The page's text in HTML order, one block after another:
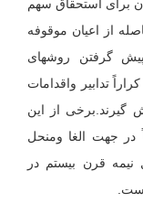
برای استحقاق سهم
از اعیان موقوفه
گرفتن روشهای
تدابیر واقدامات
از این
در جهت الغا ومنحل
قرن بیستم در